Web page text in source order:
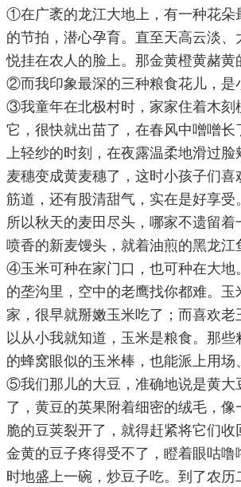
①在广袤的龙江大地上，有一种花朵
的节拍，潜心孕育。直至天高云淡
悦挂在农人的脸上。那金黄橙黄赭黄
②而我印象最深的三种粮食花儿，是
③我童年在北极村时，家家住着木刻
它，很快就出苗了，在春风中噌噌
上轻纱的时刻，在夜露温柔地滑过
麦穗变成黄麦穗了，这时小孩子们
筋道，还有股清甜气，实在是好享
所以秋天的麦田尽头，哪家不遗留
喷香的新麦馒头，就着油煎的黑龙江
④玉米可种在家门口，也可种在大地
的垄沟里，空中的老鹰找你都难。
家，很早就掰嫩玉米吃了；而喜欢
以从小我就知道，玉米是粮食。那
的蜂窝眼似的玉米棒，也能派上用场
⑤我们那儿的大豆，准确地说是黄大
了，黄豆的英果附着细密的绒毛，
脆的豆荚裂开了，就得赶紧将它们
金黄的豆子疼得受不了，瞪着眼咕
时地盛上一碗，炒豆子吃。到了农